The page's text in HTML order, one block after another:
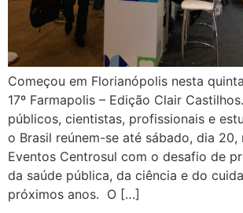
Começou em Florianópolis nesta
17º Farmapolis – Edição Clair
públicos, cientistas, profissionais e
o Brasil reúnem-se até sábado, dia
Eventos Centrosul com o desafio de
da saúde pública, da ciência e do
próximos anos. O […]